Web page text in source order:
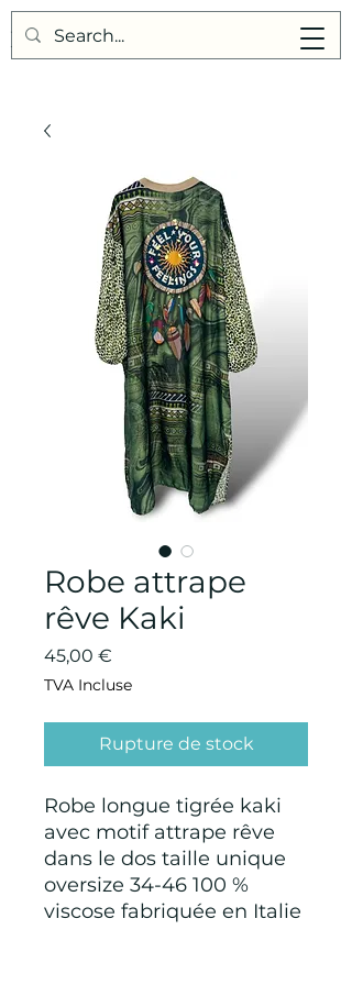
Points de Suture
Robe attrape
rêve Kaki
45,00 €
TVA Incluse
Rupture de stock
Robe longue tigrée kaki
avec motif attrape rêve
dans le dos taille unique
oversize 34-46 100 %
viscose fabriquée en Italie